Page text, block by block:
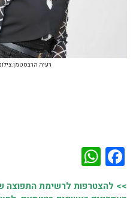
רעיה
Facebook
>> להצטרפות לרשימת התפוצה